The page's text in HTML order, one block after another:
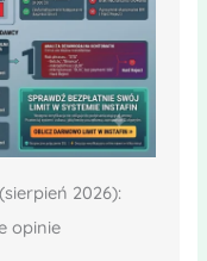
2026):
opinie